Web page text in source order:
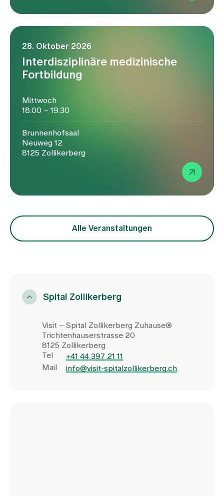
28. Oktober 2026
Interdisziplinäre medizinische
Fortbildung
Mittwoch
18.00 – 19.30
Brunnenhofsaal
Neuweg 12
8125 Zollikerberg
Alle Veranstaltungen
Spital Zollikerberg
Visit – Spital Zollikerberg Zuhause®
Trichtenhauserstrasse 20
8125 Zollikerberg
Tel
+41 44 397 21 11
Mail
info@visit-spitalzollikerberg.ch